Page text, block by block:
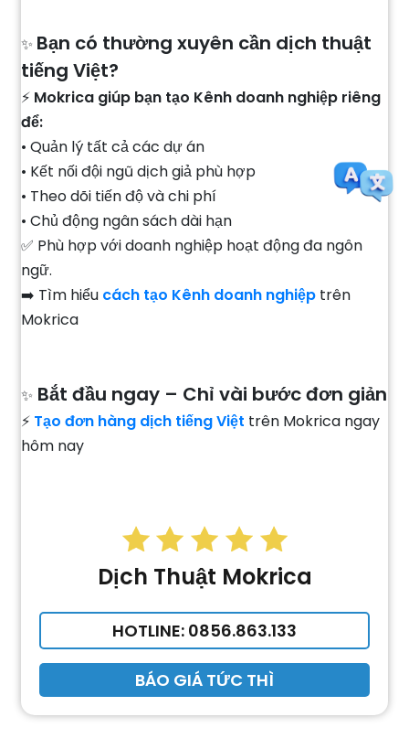
✨ Bạn có thường xuyên cần dịch thuật
tiếng Việt?
⚡ Mokrica giúp bạn tạo Kênh doanh nghiệp riêng
để:
• Quản lý tất cả các dự án
• Kết nối đội ngũ dịch giả phù hợp
• Theo dõi tiến độ và chi phí
• Chủ động ngân sách dài hạn
✅ Phù hợp với doanh nghiệp hoạt động đa ngôn
ngữ.
➡️ Tìm hiểu cách tạo Kênh doanh nghiệp trên
Mokrica
✨ Bắt đầu ngay – Chỉ vài bước đơn giản
⚡ Tạo đơn hàng dịch tiếng Việt trên Mokrica ngay
hôm nay
Dịch Thuật Mokrica
HOTLINE: 0856.863.133
BÁO GIÁ TỨC THÌ